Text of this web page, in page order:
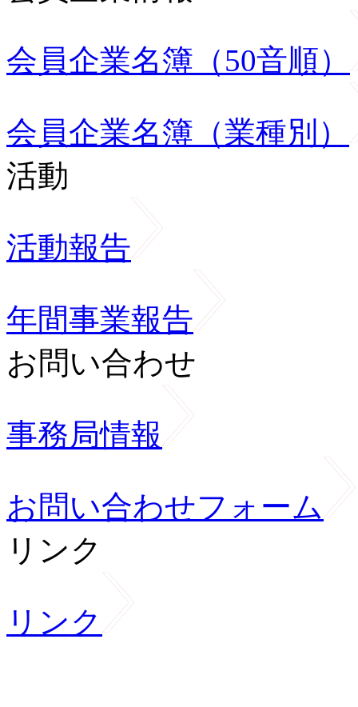
会員企業名簿（50音順）
会員企業名簿（業種別）
活動
活動報告
年間事業報告
お問い合わせ
事務局情報
お問い合わせフォーム
リンク
リンク